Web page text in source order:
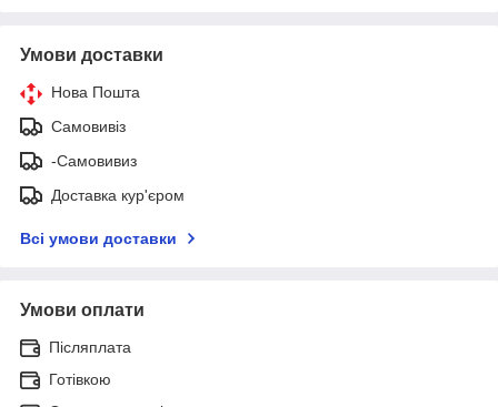
Умови доставки
Нова Пошта
Самовивіз
-Самовивиз
Доставка кур'єром
Всі умови доставки
Умови оплати
Післяплата
Готівкою